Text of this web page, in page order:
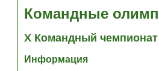
Командные
X Командный
Информация